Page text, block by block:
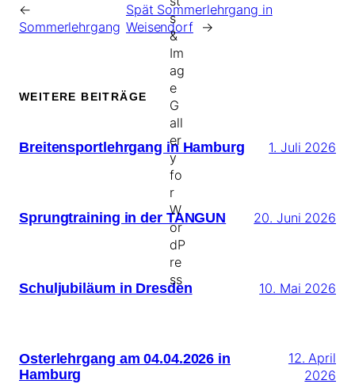
←
Sommerlehrgang
Spät Sommerlehrgang in
Weisendorf
→
WEITERE BEITRÄGE
Breitensportlehrgang in Hamburg 1. Juli 2026
Sprungtraining in der TANGUN 20. Juni 2026
Schuljubiläum in Dresden 10. Mai 2026
Osterlehrgang am 04.04.2026 in
Hamburg
12. April
2026